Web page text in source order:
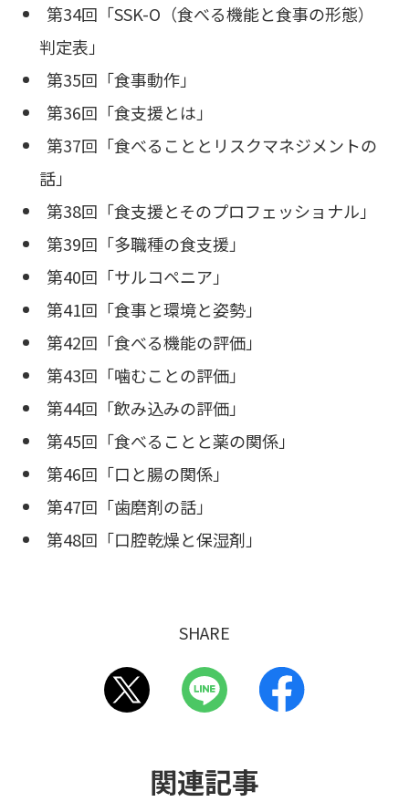
第34回「SSK-O（食べる機能と食事の形態）
判定表」
第35回「食事動作」
第36回「食支援とは」
第37回「食べることとリスクマネジメントの
話」
第38回「食支援とそのプロフェッショナル」
第39回「多職種の食支援」
第40回「サルコペニア」
第41回「食事と環境と姿勢」
第42回「食べる機能の評価」
第43回「噛むことの評価」
第44回「飲み込みの評価」
第45回「食べることと薬の関係」
第46回「口と腸の関係」
第47回「歯磨剤の話」
第48回「口腔乾燥と保湿剤」
SHARE
関連記事